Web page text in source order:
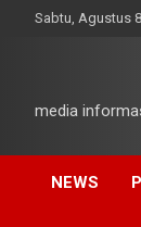
Sabtu, Agustus
media
NEWS